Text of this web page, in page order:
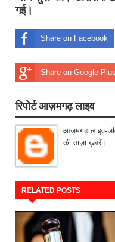
गई।
Share on Facebook
Share on Google Plus
रिपोर्ट आज़मगढ़ लाइव
आजमगढ़ लाइव-
की ताज़ा ख़बरें।
RELATED POSTS